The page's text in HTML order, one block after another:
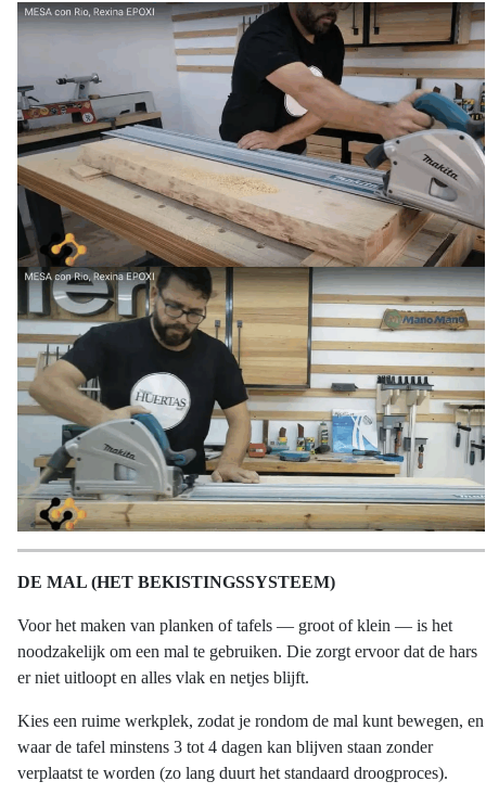
DE MAL (HET BEKISTINGSSYSTEEM)
Voor het maken van planken of tafels — groot of klein — is het
noodzakelijk om een mal te gebruiken. Die zorgt ervoor dat de hars
er niet uitloopt en alles vlak en netjes blijft.
Kies een ruime werkplek, zodat je rondom de mal kunt bewegen, en
waar de tafel minstens 3 tot 4 dagen kan blijven staan zonder
verplaatst te worden (zo lang duurt het standaard droogproces).